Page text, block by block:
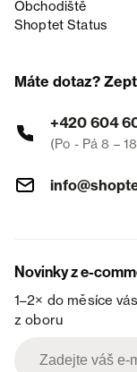
Obchodiště
Shoptet Status
Máte dotaz?
+420 604
(Po - Pá 8 –
Novinky z e-
1–2× do měsíce
z oboru